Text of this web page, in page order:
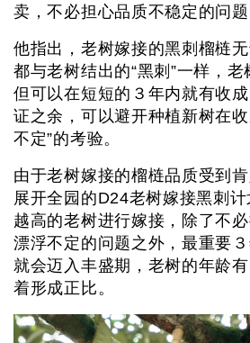
卖，不必担心品质不稳定的
他指出，老树嫁接的黑刺榴梿
都与老树结出的“黑刺”一样，
但可以在短短的３年内就有收
证之余，可以避开种植新树在
不定”的考验。
由于老树嫁接的榴梿品质受到
展开全园的D24老树嫁接黑刺
越高的老树进行嫁接，除了不
漂浮不定的问题之外，最重要
就会迈入丰盛期，老树的年龄
着形成正比。